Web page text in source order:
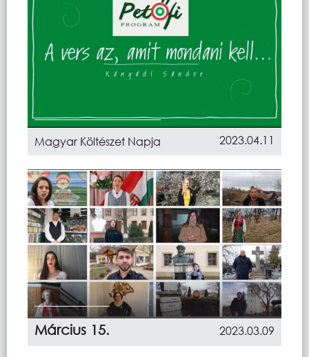
Magyar Költészet Napja 2023.04.11
Március 15. 2023.03.09